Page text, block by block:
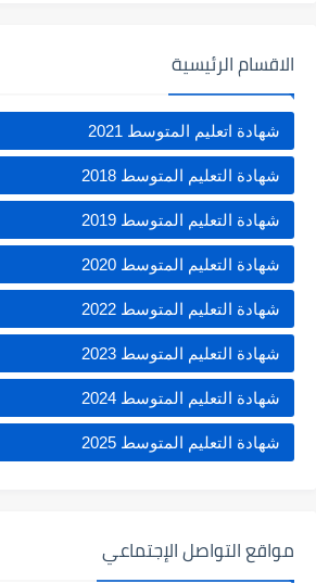
الاقسام الرئيسية
شهادة اتعليم المتوسط 2021
شهادة التعليم المتوسط 2018
شهادة التعليم المتوسط 2019
شهادة التعليم المتوسط 2020
شهادة التعليم المتوسط 2022
شهادة التعليم المتوسط 2023
شهادة التعليم المتوسط 2024
شهادة التعليم المتوسط 2025
مواقع التواصل الإجتماعي